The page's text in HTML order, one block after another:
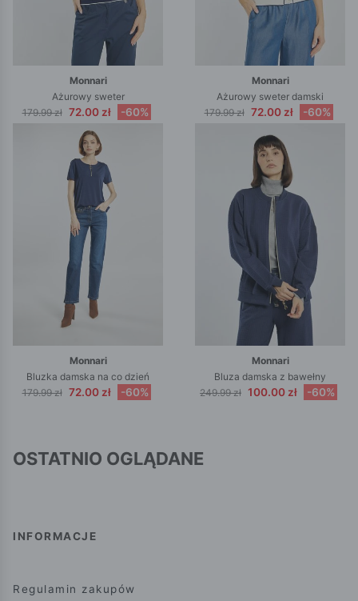
Monnari
Ażurowy sweter
179.99 zł 72.00 zł -60%
Monnari
Ażurowy sweter damski
179.99 zł 72.00 zł -60%
Monnari
Bluzka damska na co dzień
179.99 zł 72.00 zł -60%
Monnari
Bluza damska z bawełny
249.99 zł 100.00 zł -60%
OSTATNIO OGLĄDANE
INFORMACJE
Regulamin zakupów